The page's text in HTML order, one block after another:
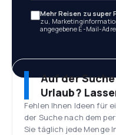
Mehr Reisen zu super
zu,
angegebene E-Mail-
Auf der
Urlaub?
Fehlen Ihnen Ideen für
der Suche nach dem
Sie täglich jede Menge